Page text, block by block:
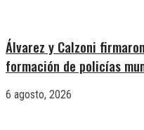
Álvarez y Calzoni
formación de policías
6 agosto, 2026